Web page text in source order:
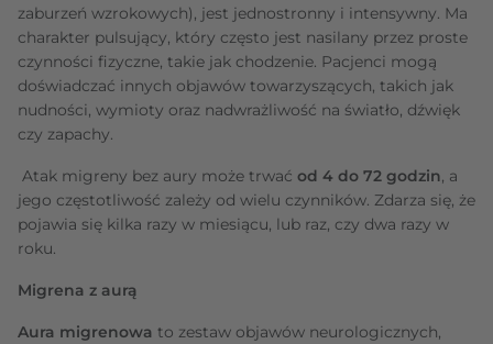
zaburzeń wzrokowych), jest jednostronny i intensywny. Ma
charakter pulsujący, który często jest nasilany przez proste
czynności fizyczne, takie jak chodzenie. Pacjenci mogą
doświadczać innych objawów towarzyszących, takich jak
nudności, wymioty oraz nadwrażliwość na światło, dźwięk
czy zapachy.
Atak migreny bez aury może trwać od 4 do 72 godzin, a
jego częstotliwość zależy od wielu czynników. Zdarza się, że
pojawia się kilka razy w miesiącu, lub raz, czy dwa razy w
roku.
Migrena z aurą
Aura migrenowa to zestaw objawów neurologicznych,